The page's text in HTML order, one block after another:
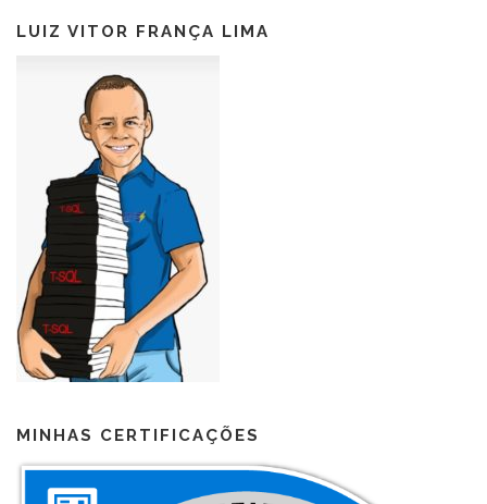
LUIZ VITOR FRANÇA LIMA
MINHAS CERTIFICAÇÕES